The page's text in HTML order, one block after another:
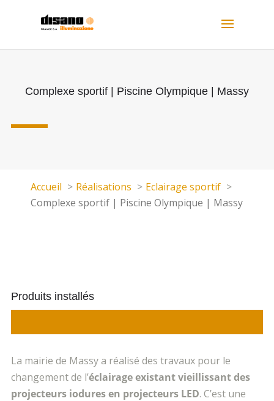
Complexe sportif | Piscine Olympique | Massy
Accueil Réalisations
Eclairage sportif
Complexe sportif | Piscine Olympique | Massy
Produits installés
La mairie de Massy a réalisé des travaux pour le
changement de l’éclairage existant vieillissantdes
projecteurs iodures en projecteurs LED. C’est une